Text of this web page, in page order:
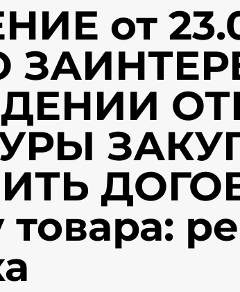
от
товара: